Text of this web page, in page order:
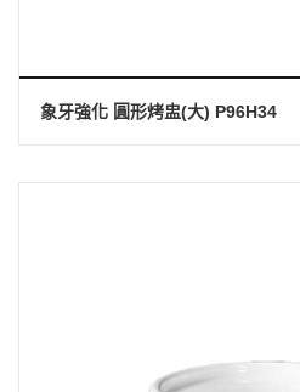
象牙強化 圓形烤盅(大) P96H34